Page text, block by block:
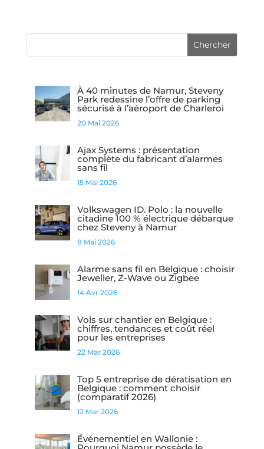
À 40 minutes de Namur, Steveny
Park redessine l’offre de parking
sécurisé à l’aéroport de Charleroi
20 Mai 2026
Ajax Systems : présentation
complète du fabricant d’alarmes
sans fil
15 Mai 2026
Volkswagen ID. Polo : la nouvelle
citadine 100 % électrique débarque
chez Steveny à Namur
8 Mai 2026
Alarme sans fil en Belgique : choisir
Jeweller, Z-Wave ou Zigbee
14 Avr 2026
Vols sur chantier en Belgique :
chiffres, tendances et coût réel
pour les entreprises
22 Mar 2026
Top 5 entreprise de dératisation en
Belgique : comment choisir
(comparatif 2026)
12 Mar 2026
Événementiel en Wallonie :